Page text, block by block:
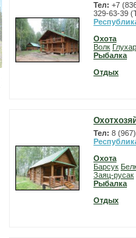
Тел: +7
329-63-39
Охота
Волк
Рыбалка
Отдых
Тел: 8
Охота
Барсук
Заяц-русак
Рыбалка
Отдых